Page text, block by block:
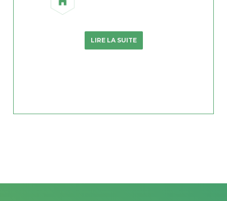
LIRE LA SUITE